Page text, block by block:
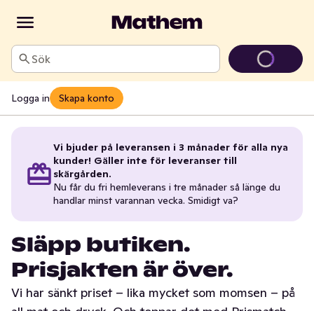
Sök
Logga in Skapa konto
Vi bjuder på leveransen i 3 månader för alla nya
kunder! Gäller inte för leveranser till
skärgården.
Nu får du fri hemleverans i tre månader så länge du
handlar minst varannan vecka. Smidigt va?
Släpp butiken.
Prisjakten är över.
Vi har sänkt priset – lika mycket som momsen – på